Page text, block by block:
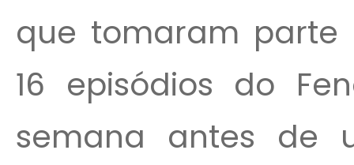
que tomaram parte
16 episódios do
semana antes de